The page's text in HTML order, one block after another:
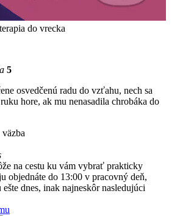
do vrecka
5
osvedčenú radu do vzťahu, nech sa
hore, ak mu nenasadila chrobáka do
na cestu ku vám vybrať prakticky
objednáte do 13:00 v pracovný deň,
dnes, inak najneskôr nasledujúci